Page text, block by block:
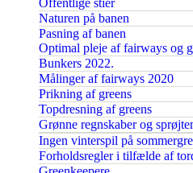
Offentlige stier
Naturen på banen
Pasning af banen
Optimal pleje af fairways og
Bunkers 2022.
Målinger af fairways 2020
Prikning af greens
Topdresning af greens
Grønne regnskaber og
Ingen vinterspil på
Forholdsregler i tilfælde af